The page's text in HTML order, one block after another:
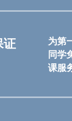
证
为第
同学
课服